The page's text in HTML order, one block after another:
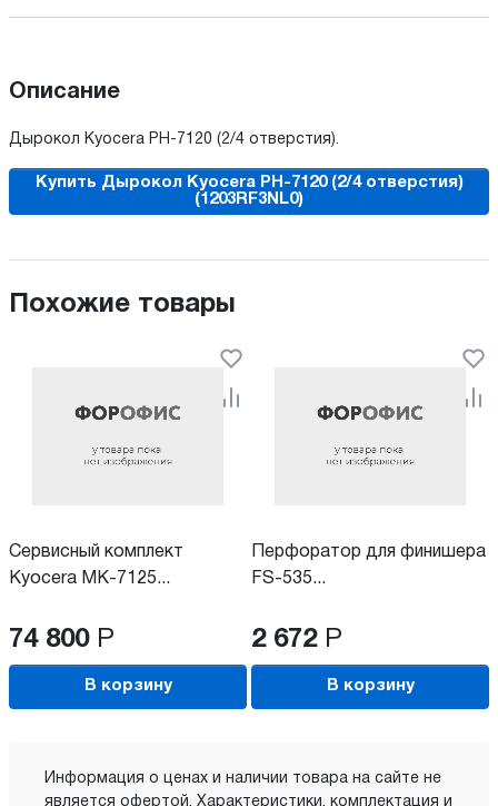
Описание
Дырокол Kyocera PH-7120 (2/4 отверстия).
Купить Дырокол Kyocera PH-7120 (2/4 отверстия)
(1203RF3NL0)
Похожие товары
Сервисный комплект
Kyocera MK-7125...
74 800 Р
В корзину
Перфоратор для финишера
FS-535...
2 672 Р
В корзину
Информация о ценах и наличии товара на сайте не
является офертой. Характеристики, комплектация и